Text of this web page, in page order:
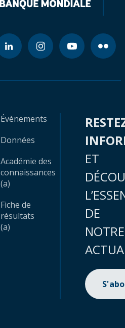
Évènements
Données
Académie des
connaissances
(a)
Fiche de
résultats
(a)
ET
DE
NOTRE